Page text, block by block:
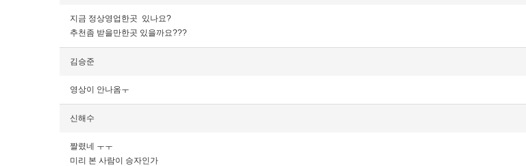
지금 정상영업한곳 있나요?
추천좀 받을만한곳 있을까요???
김승준
영상이 안나옴ㅜ
신해수
짤렸네 ㅜㅜ
미리 본 사람이 승자인가